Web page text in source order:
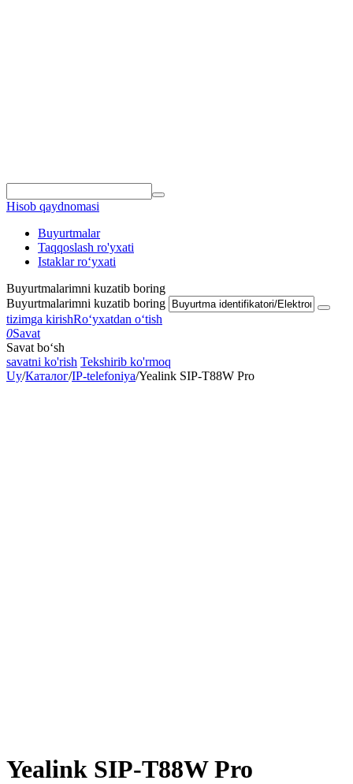
Hisob qaydnomasi
Buyurtmalar
Taqqoslash ro'yxati
Istaklar roʻyxati
Buyurtmalarimni kuzatib boring
Buyurtmalarimni kuzatib boring
tizimga kirishRoʻyxatdan oʻtish
0Savat
Savat bo‘sh
savatni ko'rish Tekshirib ko'rmoq
Uy/Каталог/IP-telefoniya/Yealink SIP-T88W Pro
Yealink SIP-T88W Pro